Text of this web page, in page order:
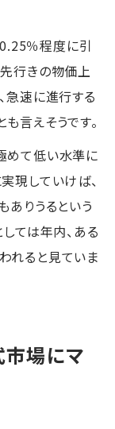
％程度に引
行きの物価上
急速に進行する
言えそうです。
めて低い水準に
現していけば、
ありうるという
ては年内、ある
れると見ていま
場にマ